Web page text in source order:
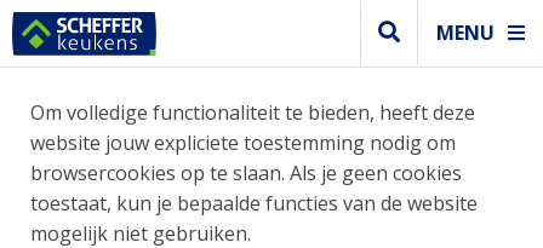
MENU
WEBSHOP BESTELLINGEN
Je kan tijdelijk geen bestelling plaatsen. Wil je je
vast oriënteren? Vergelijk eenvoudig apparaten
en merken met elkaar. Klik hier voor meer
informatie.
Om volledige functionaliteit te bieden, heeft deze
website jouw expliciete toestemming nodig om
browsercookies op te slaan. Als je geen cookies
toestaat, kun je bepaalde functies van de website
mogelijk niet gebruiken.